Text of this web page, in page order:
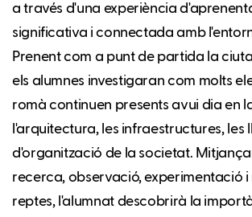
a través d'una experiència
significativa i connectada amb
Prenent com a punt de partida la
els alumnes investigaran com molts
romà continuen presents avui dia en
l'arquitectura, les infraestructures, les
d'organització de la societat.
recerca, observació, experimentació
reptes, l'alumnat descobrirà la